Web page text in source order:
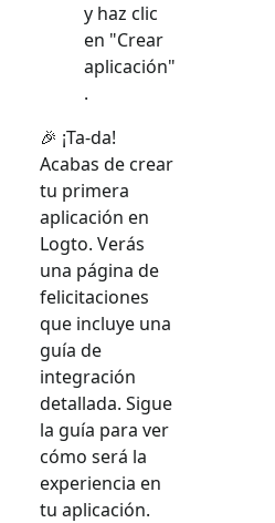
y haz clic
en "Crear
aplicación"
.
🎉 ¡Ta-da!
Acabas de crear
tu primera
aplicación en
Logto. Verás
una página de
felicitaciones
que incluye una
guía de
integración
detallada. Sigue
la guía para ver
cómo será la
experiencia en
tu aplicación.